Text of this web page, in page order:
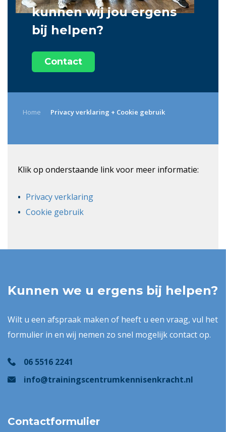
kunnen wij jou ergens
bij helpen?
Contact
Home Privacy verklaring + Cookie gebruik
Klik op onderstaande link voor meer informatie:
Privacy verklaring
Cookie gebruik
Kunnen we u ergens bij helpen?
Wilt u een afspraak maken of heeft u een vraag, vul het
formulier in en wij nemen zo snel mogelijk contact op.
06 5516 2241
info@trainingscentrumkennisenkracht.nl
Contactformulier